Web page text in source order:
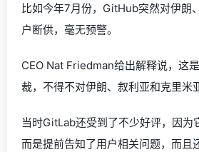
比如今年7月份，GitHub突然对伊朗
户断供，毫无预警。
CEO Nat Friedman给出解释说，这
裁，不得不对伊朗、叙利亚和克里米
当时GitLab还受到了不少好评，因为
而是提前告知了用户相关问题，而且